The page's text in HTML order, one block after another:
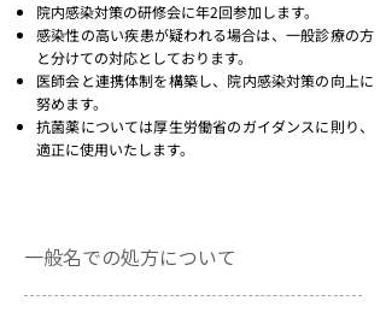
院内感染対策の研修会に年2回参加します。
感染性の高い疾患が疑われる場合は、一般診療の方
と分けての対応としております。
医師会と連携体制を構築し、院内感染対策の向上に
努めます。
抗菌薬については厚生労働省のガイダンスに則り、
適正に使用いたします。
一般名での処方について